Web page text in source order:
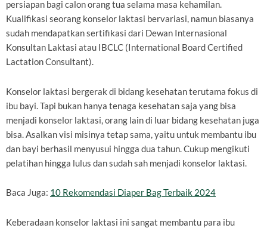
persiapan bagi calon orang tua selama masa kehamilan.
Kualifikasi seorang konselor laktasi bervariasi, namun biasanya
sudah mendapatkan sertifikasi dari Dewan Internasional
Konsultan Laktasi atau IBCLC (International Board Certified
Lactation Consultant).
Konselor laktasi bergerak di bidang kesehatan terutama fokus di
ibu bayi. Tapi bukan hanya tenaga kesehatan saja yang bisa
menjadi konselor laktasi, orang lain di luar bidang kesehatan juga
bisa. Asalkan visi misinya tetap sama, yaitu untuk membantu ibu
dan bayi berhasil menyusui hingga dua tahun. Cukup mengikuti
pelatihan hingga lulus dan sudah sah menjadi konselor laktasi.
Baca Juga: 10 Rekomendasi Diaper Bag Terbaik 2024
Keberadaan konselor laktasi ini sangat membantu para ibu